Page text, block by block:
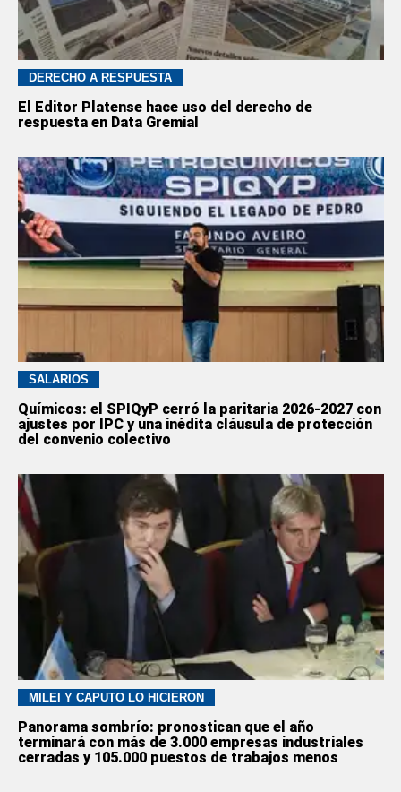
DERECHO A RESPUESTA
El Editor Platense hace uso del derecho de
respuesta en Data Gremial
SALARIOS
Químicos: el SPIQyP cerró la paritaria 2026-2027 con
ajustes por IPC y una inédita cláusula de protección
del convenio colectivo
MILEI Y CAPUTO LO HICIERON
Panorama sombrío: pronostican que el año
terminará con más de 3.000 empresas industriales
cerradas y 105.000 puestos de trabajos menos